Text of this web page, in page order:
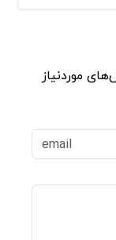
موردنیاز